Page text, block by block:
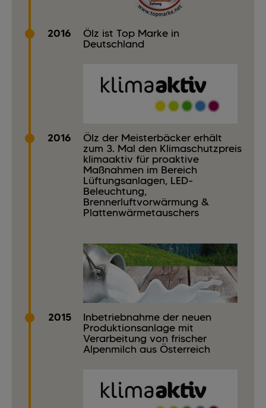
2016
Ölz ist Top Marke in
Deutschland
2016
Ölz der Meisterbäcker erhält
zum 3. Mal den Klimaschutzpreis
klimaaktiv für proaktive
Maßnahmen im Bereich
Lüftungsanlagen, LED-
Beleuchtung,
Brennerluftvorwärmung &
Plattenwärmetauschers
2015
Inbetriebnahme der neuen
Produktionsanlage mit
Verarbeitung von frischer
Alpenmilch aus Österreich